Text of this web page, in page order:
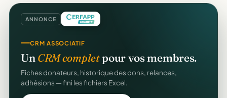
ANNONCE
CRM ASSOCIATIF
Un CRM completpour vos membres.
Fiches donateurs, historique des dons, relances,
adhésions — fini les fichiers Excel.